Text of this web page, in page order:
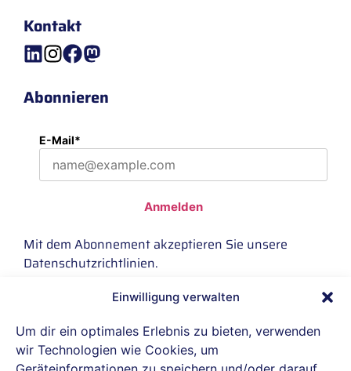
Einwilligung verwalten
Um dir ein optimales Erlebnis zu bieten, verwenden
wir Technologien wie Cookies, um
Kontakt
Abonnieren
E-Mail*
Anmelden
Mit dem Abonnement akzeptieren Sie unsere
Datenschutzrichtlinien.
Partner von Proxmox Server Solutions.